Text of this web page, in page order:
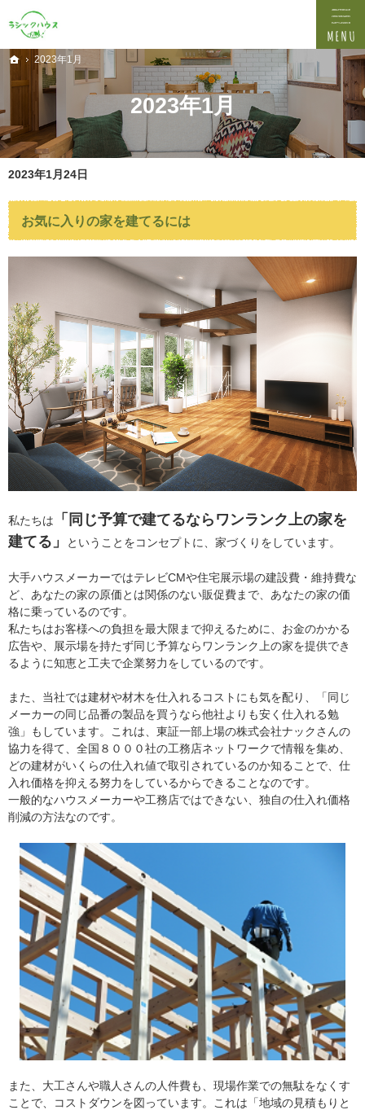
2023年1月
プロの目線からご提案。埼玉県新座市の注文住宅・新築戸建てを手がけるなら当社へ。
埼玉県新座市の新築・注文住宅・新築戸建てを手がける工務店なら吉田資材株式会社
2023年1月24日
お気に入りの家を建てるには
私たちは
「同じ予算で建てるならワンランク上の家を
建てる」
ということをコンセプトに、家づくりをしています。
大手ハウスメーカーではテレビCMや住宅展示場の建設費・維持費な
ど、あなたの家の原価とは関係のない販促費まで、あなたの家の価
格に乗っているのです。
私たちはお客様への負担を最大限まで抑えるために、お金のかかる
広告や、展示場を持たず同じ予算ならワンランク上の家を提供でき
るように知恵と工夫で企業努力をしているのです。
また、当社では建材や材木を仕入れるコストにも気を配り、「同じ
メーカーの同じ品番の製品を買うなら他社よりも安く仕入れる勉
強」もしています。これは、東証一部上場の株式会社ナックさんの
協力を得て、全国８０００社の工務店ネットワークで情報を集め、
どの建材がいくらの仕入れ値で取引されているのか知ることで、仕
入れ価格を抑える努力をしているからできることなのです。
一般的なハウスメーカーや工務店ではできない、独自の仕入れ価格
削減の方法なのです。
また、大工さんや職人さんの人件費も、現場作業での無駄をなくす
ことで、コストダウンを図っています。これは「地域の見積もりと
ホーム
2023年1月